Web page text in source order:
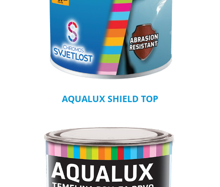
AQUALUX SHIELD TOP